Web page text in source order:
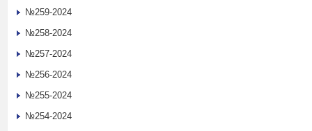
№259-2024
№258-2024
№257-2024
№256-2024
№255-2024
№254-2024